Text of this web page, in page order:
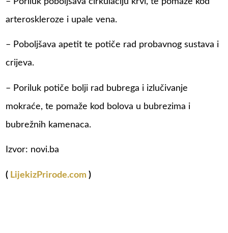
arteroskleroze i upale vena.
– Poboljšava apetit te potiče rad probavnog sustava i
crijeva.
– Poriluk potiče bolji rad bubrega i izlučivanje
mokraće, te pomaže kod bolova u bubrezima i
bubrežnih kamenaca.
Izvor: novi.ba
( LijekizPrirode.com )